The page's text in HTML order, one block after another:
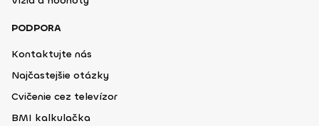
PODPORA
Kontaktujte nás
Najčastejšie otázky
Cvičenie cez televízor
BMI kalkulačka